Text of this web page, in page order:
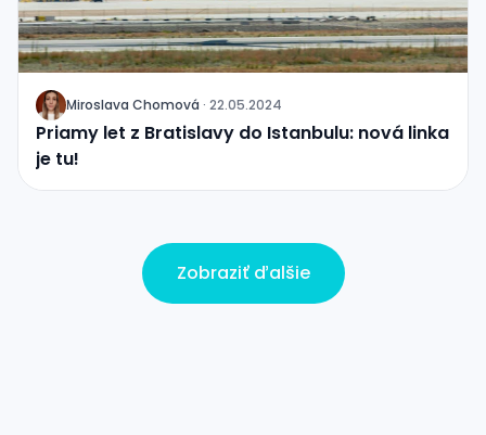
J Miroslava Chomová · 22.05.2024
Priamy let z Bratislavy do Istanbulu: nová linka
je tu!
Zobraziť ďalšie